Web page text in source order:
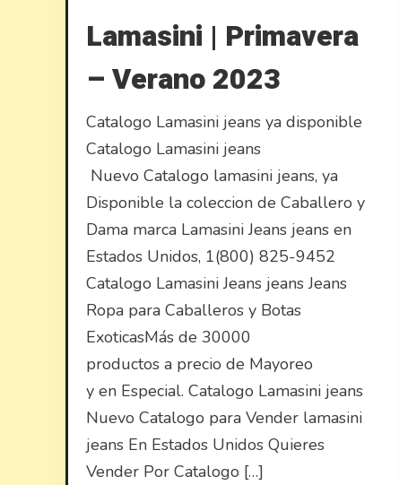
Lamasini | Primavera
– Verano 2023
Catalogo Lamasini jeans ya disponible
Catalogo Lamasini jeans
Nuevo Catalogo lamasini jeans, ya
Disponible la coleccion de Caballero y
Dama marca Lamasini Jeans jeans en
Estados Unidos, 1(800) 825-9452
Catalogo Lamasini Jeans jeans Jeans
Ropa para Caballeros y Botas
ExoticasMás de 30000
productos a precio de Mayoreo
y en Especial. Catalogo Lamasini jeans
Nuevo Catalogo para Vender lamasini
jeans En Estados Unidos Quieres
Vender Por Catalogo […]